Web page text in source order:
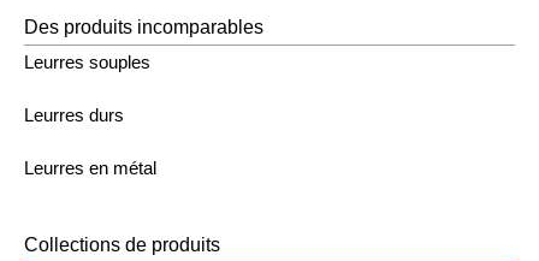
Des produits incomparables
Leurres souples
Leurres durs
Leurres en métal
Collections de produits